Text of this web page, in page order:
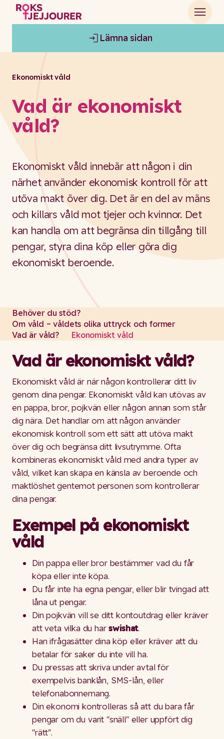
Lämna sidan
Ekonomiskt våld
Vad är ekonomiskt
våld?
Ekonomiskt våld innebär att någon i din
närhet använder ekonomisk kontroll för att
utöva makt över dig. Det är en del av mäns
och killars våld mot tjejer och kvinnor. Det
kan handla om att begränsa din tillgång till
pengar, styra dina köp eller göra dig
ekonomiskt beroende.
Behöver du stöd?
Om våld – våldets olika uttryck och former
Vad är våld?
Ekonomiskt våld
Vad är ekonomiskt våld?
Ekonomiskt våld är när någon kontrollerar ditt liv
genom dina pengar. Ekonomiskt våld kan utövas av
en pappa, bror, pojkvän eller någon annan som står
dig nära. Det handlar om att någon använder
ekonomisk kontroll som ett sätt att utöva makt
över dig och begränsa ditt livsutrymme. Ofta
kombineras ekonomiskt våld med andra typer av
våld, vilket kan skapa en känsla av beroende och
maktlöshet gentemot personen som kontrollerar
dina pengar.
Exempel på ekonomiskt
våld
Din pappa eller bror bestämmer vad du får
köpa eller inte köpa.
Du får inte ha egna pengar, eller blir tvingad att
låna ut pengar.
Din pojkvän vill se ditt kontoutdrag eller kräver
att veta vilka du harswishat.
Han ifrågasätter dina köp eller kräver att du
betalar för saker du inte vill ha.
Du pressas att skriva under avtal för
exempelvis banklån, SMS-lån, eller
telefonabonnemang.
Din ekonomi kontrolleras så att du bara får
pengar om du varit "snäll" eller uppfört dig
"rätt".